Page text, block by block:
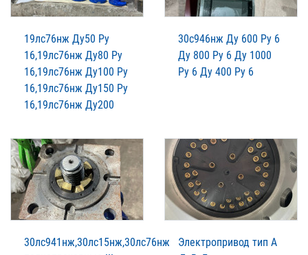
19лс76нж Ду50 Ру
16,19лс76нж Ду80 Ру
16,19лс76нж Ду100 Ру
16,19лс76нж Ду150 Ру
16,19лс76нж Ду200
30с946нж Ду 600 Ру 6
Ду 800 Ру 6 Ду 1000
Ру 6 Ду 400 Ру 6
30лс941нж,30лс15нж,30лс76нж
Электропривод тип А